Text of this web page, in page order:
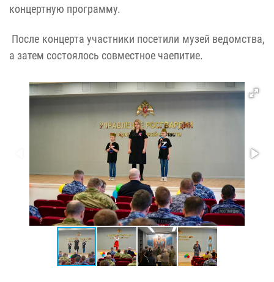
концертную программу.
После концерта участники посетили музей ведомства,
а затем состоялось совместное чаепитие.